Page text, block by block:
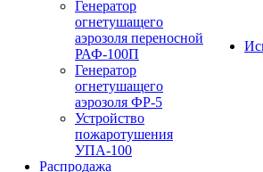
Генератор
огнетушащего
аэрозоля переносной
РАФ-100П
Генератор
огнетушащего
аэрозоля ФР-5
Устройство
пожаротушения
УПА-100
Распродажа